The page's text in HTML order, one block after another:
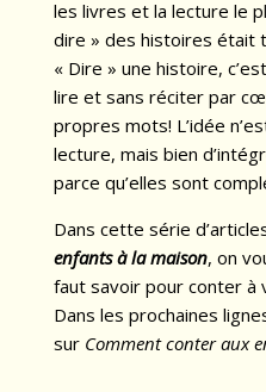
les livres et la lecture le
dire » des histoires était
« Dire » une histoire,
lire et sans réciter par
propres mots! L’idée
lecture, mais bien
parce qu’elles sont
Dans cette série
enfants à la maison, on
faut savoir pour conter à
Dans les prochaines
sur Comment conter aux